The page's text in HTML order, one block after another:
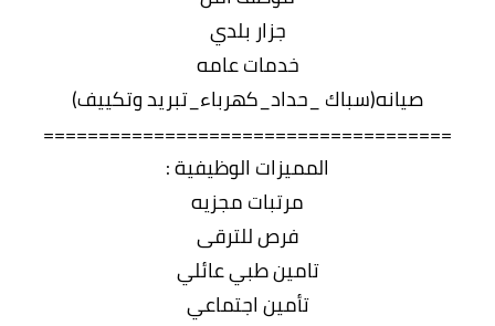
جزار بلدي
خدمات عامه
صيانه(سباك _حداد_كهرباء_تبريد وتكييف)
=====================================
المميزات الوظيفية :
مرتبات مجزيه
فرص للترقى
تامين طبي عائلي
تأمين اجتماعي